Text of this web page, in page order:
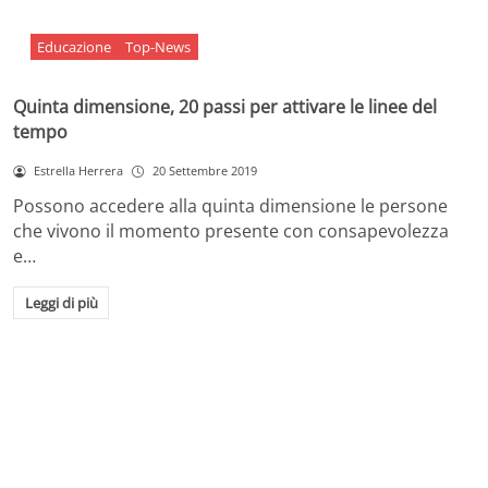
Educazione Top-News
Quinta dimensione, 20 passi per attivare le linee del
tempo
Estrella Herrera 20 Settembre 2019
Possono accedere alla quinta dimensione le persone
che vivono il momento presente con consapevolezza
e…
Leggi di più